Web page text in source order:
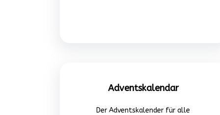
Adventskalendar
Der Adventskalender für alle